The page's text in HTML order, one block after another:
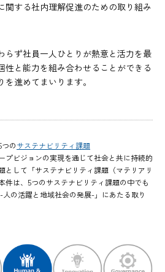
関する社内理解促進のための取り組み
らず社員一人ひとりが熱意と活力を最
性と能力を組み合わせることができる
進めてまいります。
のサステナビリティ課題
プビジョンの実現を通じて社会と共に持続的
として「サステナビリティ課題（マテリアリ
件は、5つのサステナビリティ課題の中でも
の活躍と地域社会の発展-」にあたる取り